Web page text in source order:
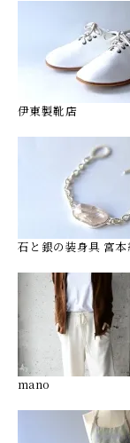
伊東製靴店
石と銀の装身具 宮本
mano